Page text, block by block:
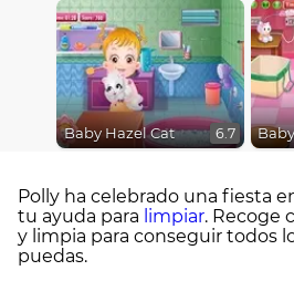
Baby Hazel Cat 6.7
Polly ha celebrado una fiesta
tu ayuda para limpiar. Recoge
y limpia para conseguir todos
puedas.